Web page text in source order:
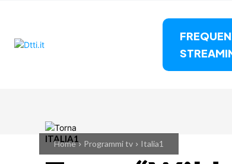
Home Programmi tv Italia1
ITALIA1